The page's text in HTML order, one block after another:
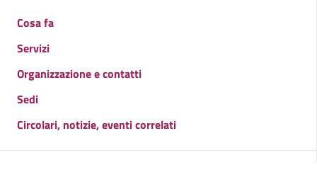
Cosa fa
Servizi
Organizzazione e contatti
Sedi
Circolari, notizie, eventi correlati